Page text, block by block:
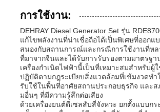
การใช้งาน:
DEHRAY Diesel Generator Set รุ่น
แก้ไขพลังงานที่น่าเชื่อถือได้เป็นพิเศษที่ออกแ
สนองกับสถานการณ์และกรณีการใช้งานที่ห
ที่มาจากจีนและได้รับการรับรองตามมาตรฐา
เครื่องกําเนิดไฟฟ้านี้เป็นที่เหมาะสมสําหรับผู้
ปฏิบัติตามกฎระเบียบสิ่งแวดล้อมที่เข้มงวดทํา
รับใช้ในพื้นที่อาศัยสถานประกอบธุรกิจ และ
มอื่นๆ ที่มีความรู้สึกต่อเสียง
ด้วยเครื่องยนต์ดีเซลสับสี่จังหวะ ยกตั้งแบบกร